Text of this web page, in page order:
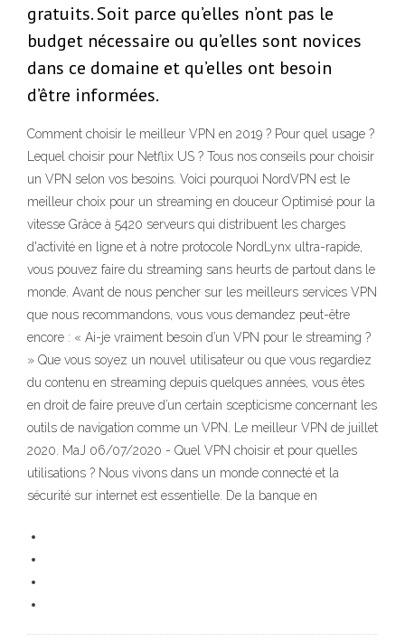
gratuits. Soit parce qu’elles n’ont pas le
budget nécessaire ou qu’elles sont novices
dans ce domaine et qu’elles ont besoin
d’être informées.
Comment choisir le meilleur VPN en 2019 ? Pour quel usage ?
Lequel choisir pour Netflix US ? Tous nos conseils pour choisir
un VPN selon vos besoins. Voici pourquoi NordVPN est le
meilleur choix pour un streaming en douceur Optimisé pour la
vitesse Grâce à 5420 serveurs qui distribuent les charges
d'activité en ligne et à notre protocole NordLynx ultra-rapide,
vous pouvez faire du streaming sans heurts de partout dans le
monde. Avant de nous pencher sur les meilleurs services VPN
que nous recommandons, vous vous demandez peut-être
encore : « Ai-je vraiment besoin d’un VPN pour le streaming ?
» Que vous soyez un nouvel utilisateur ou que vous regardiez
du contenu en streaming depuis quelques années, vous êtes
en droit de faire preuve d’un certain scepticisme concernant les
outils de navigation comme un VPN. Le meilleur VPN de juillet
2020. MaJ 06/07/2020 - Quel VPN choisir et pour quelles
utilisations ? Nous vivons dans un monde connecté et la
sécurité sur internet est essentielle. De la banque en